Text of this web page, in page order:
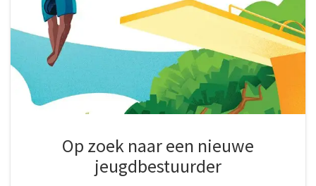
Op zoek naar een nieuwe
jeugdbestuurder